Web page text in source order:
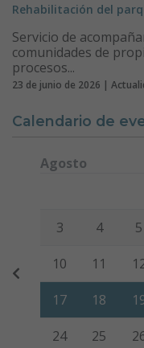
Rehabilitación del
Servicio de
comunidades de
procesos...
23 de junio de 2026 |
Calendario de
Agosto
3 4 5
10 11
17 18
24 25